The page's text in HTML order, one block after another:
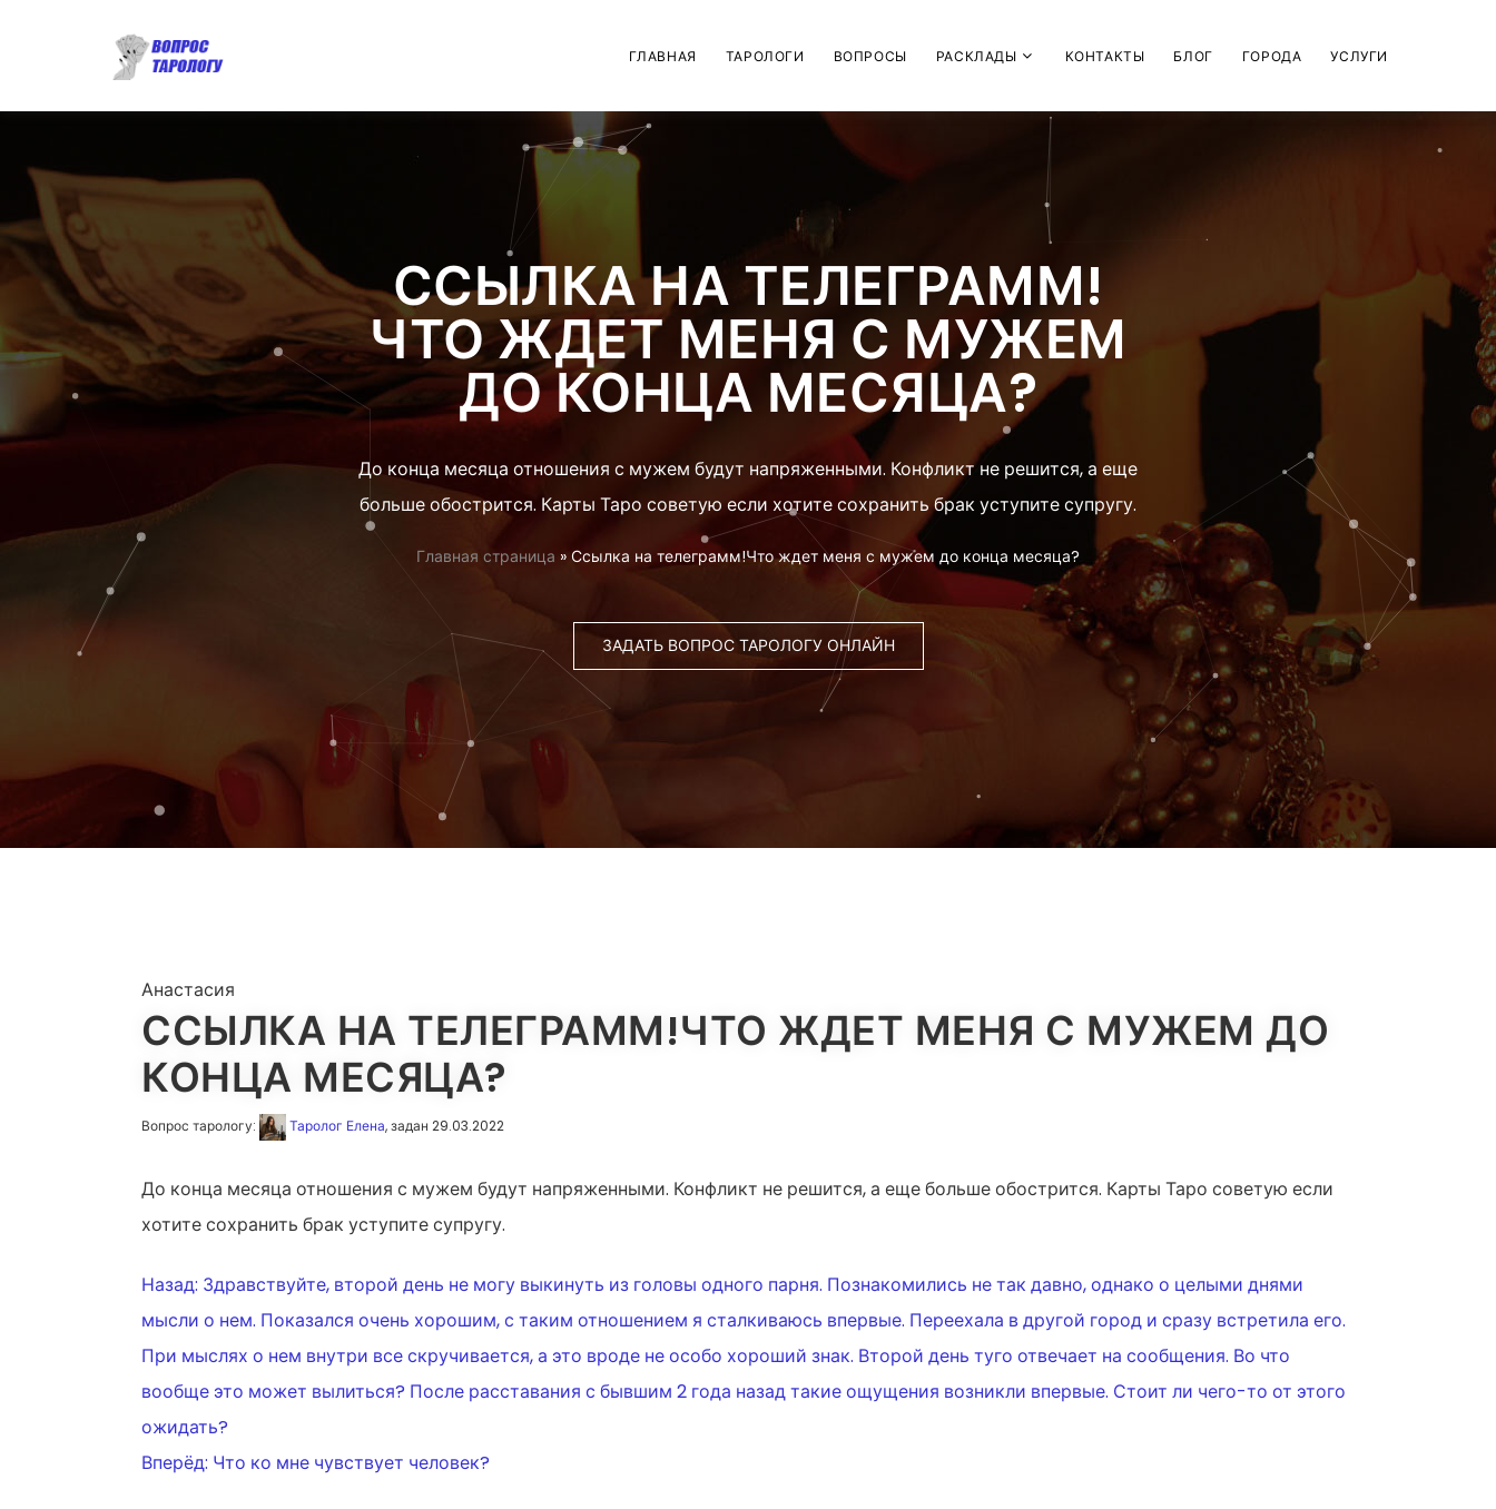
ГЛАВНАЯ ТАРОЛОГИ ВОПРОСЫ РАСКЛАДЫ КОНТАКТЫ БЛОГ ГОРОДА УСЛУГИ
ССЫЛКА НА ТЕЛЕГРАММ!
ЧТО ЖДЕТ МЕНЯ С МУЖЕМ
ДО КОНЦА МЕСЯЦА?
До конца месяца отношения с мужем будут напряженными. Конфликт не решится, а еще
больше обострится. Карты Таро советую если хотите сохранить брак уступите супругу.
Главная страница »Ссылка на телеграмм!Что ждет меня с мужем до конца месяца?
ЗАДАТЬ ВОПРОС ТАРОЛОГУ ОНЛАЙН
Анастасия
ССЫЛКА НА ТЕЛЕГРАММ!ЧТО ЖДЕТ МЕНЯ С МУЖЕМ ДО
КОНЦА МЕСЯЦА?
Вопрос тарологу: Таролог Елена, задан 29.03.2022
До конца месяца отношения с мужем будут напряженными. Конфликт не решится, а еще больше обострится. Карты Таро советую если
хотите сохранить брак уступите супругу.
НАВИГАЦИЯ
ПО
ЗАПИСЯМ
Назад: Здравствуйте, второй день не могу выкинуть из головы одного парня. Познакомились не так давно, однако о целыми днями
мысли о нем. Показался очень хорошим, с таким отношением я сталкиваюсь впервые. Переехала в другой город и сразу встретила его.
При мыслях о нем внутри все скручивается, а это вроде не особо хороший знак. Второй день туго отвечает на сообщения. Во что
вообще это может вылиться? После расставания с бывшим 2 года назад такие ощущения возникли впервые. Стоит ли чего-то от этого
ожидать?
Вперёд: Что ко мне чувствует человек?